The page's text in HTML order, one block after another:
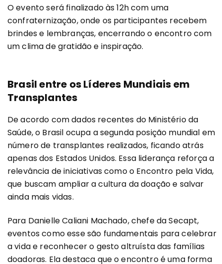
O evento será finalizado às 12h com uma
confraternização, onde os participantes recebem
brindes e lembranças, encerrando o encontro com
um clima de gratidão e inspiração.
Brasil entre os Líderes Mundiais em
Transplantes
De acordo com dados recentes do Ministério da
Saúde, o Brasil ocupa a segunda posição mundial em
número de transplantes realizados, ficando atrás
apenas dos Estados Unidos. Essa liderança reforça a
relevância de iniciativas como o Encontro pela Vida,
que buscam ampliar a cultura da doação e salvar
ainda mais vidas.
Para Danielle Caliani Machado, chefe da Secapt,
eventos como esse são fundamentais para celebrar
a vida e reconhecer o gesto altruísta das famílias
doadoras. Ela destaca que o encontro é uma forma